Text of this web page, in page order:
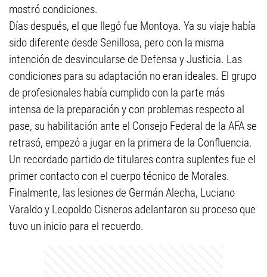
mostró condiciones.
Días después, el que llegó fue Montoya. Ya su viaje había
sido diferente desde Senillosa, pero con la misma
intención de desvincularse de Defensa y Justicia. Las
condiciones para su adaptación no eran ideales. El grupo
de profesionales había cumplido con la parte más
intensa de la preparación y con problemas respecto al
pase, su habilitación ante el Consejo Federal de la AFA se
retrasó, empezó a jugar en la primera de la Confluencia.
Un recordado partido de titulares contra suplentes fue el
primer contacto con el cuerpo técnico de Morales.
Finalmente, las lesiones de Germán Alecha, Luciano
Varaldo y Leopoldo Cisneros adelantaron su proceso que
tuvo un inicio para el recuerdo.